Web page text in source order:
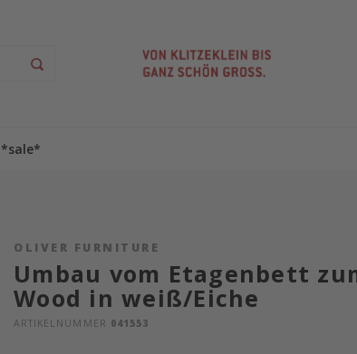
*sale*
OLIVER FURNITURE
Umbau vom Etagenbett
Wood in weiß/Eiche
ARTIKELNUMMER 041553